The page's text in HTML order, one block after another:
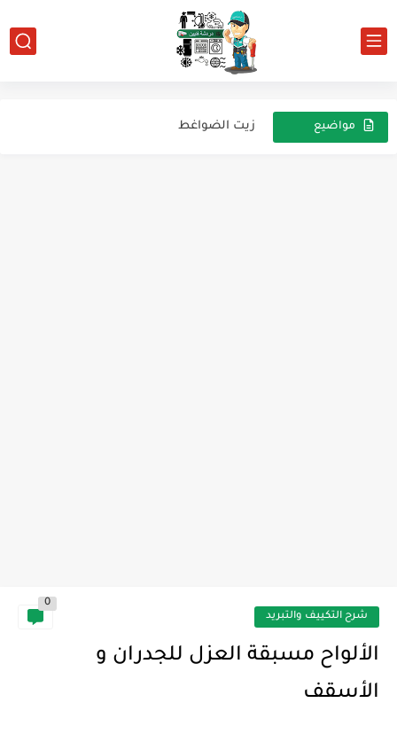
مواضيع
كيفية قياس ملفات الكمبروسور الانفرتر
زيت الضواغط
شرح التكييف والتبريد
0
الألواح مسبقة العزل للجدران و
الأسقف